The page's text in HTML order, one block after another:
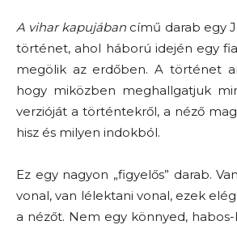
A vihar kapujában című darab egy
történet, ahol háború idején egy
megölik az erdőben. A történet
hogy miközben meghallgatjuk
verzióját a történtekről, a néző
hisz és milyen indokból.
Ez egy nagyon „figyelős” darab.
vonal, van lélektani vonal, ezek
a nézőt. Nem egy könnyed,